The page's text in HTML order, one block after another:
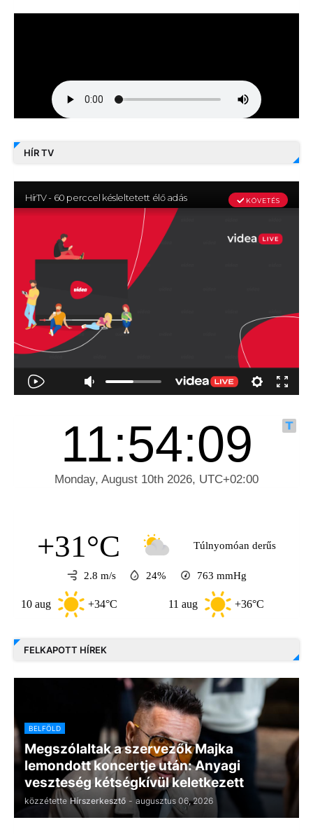
HÍR TV
+31°C Túlnyomóan derűs
2.8 m/s 24% 763 mmHg
+34°C +36°C
FELKAPOTT HÍREK
BELFÖLD
Megszólaltak a szervezők Majka
lemondott koncertje után: Anyagi
veszteség kétségkívül keletkezett
közzétette Hírszerkesztő - augusztus 06, 2026